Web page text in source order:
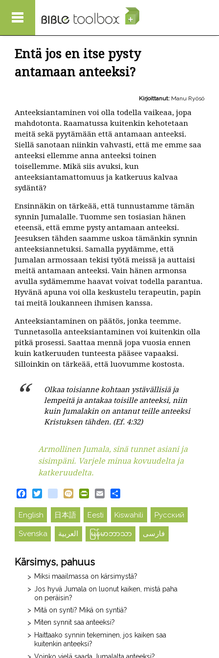
Entä jos en itse pysty
antamaan anteeksi?
Kirjoittanut: Manu Ryösö
Anteeksiantaminen voi olla todella vaikeaa, jopa
mahdotonta. Raamatussa kuitenkin kehotetaan
meitä sekä pyytämään että antamaan anteeksi.
Siellä sanotaan niinkin vahvasti, että me emme saa
anteeksi ellemme anna anteeksi toinen
toisellemme. Mikä siis avuksi, kun
anteeksiantamattomuus ja katkeruus kalvaa
sydäntä?
Ensinnäkin on tärkeää, että tunnustamme tämän
synnin Jumalalle. Tuomme sen tosiasian hänen
eteensä, että emme pysty antamaan anteeksi.
Jeesuksen tähden saamme uskoa tämänkin synnin
anteeksiannetuksi. Samalla pyydämme, että
Jumalan armossaan tekisi työtä meissä ja auttaisi
meitä antamaan anteeksi. Vain hänen armonsa
avulla sydämemme haavat voivat todella parantua.
Hyvänä apuna voi olla keskustelu terapeutin, papin
tai meitä loukanneen ihmisen kanssa.
Anteeksiantaminen on päätös, jonka teemme.
Tunnetasolla anteeksiantaminen voi kuitenkin olla
pitkä prosessi. Saattaa mennä jopa vuosia ennen
kuin katkeruuden tunteesta pääsee vapaaksi.
Silloinkin on tärkeää, että luovumme kostosta.
Olkaa toisianne kohtaan ystävällisiä ja
lempeitä ja antakaa toisille anteeksi, niin
kuin Jumalakin on antanut teille anteeksi
Kristuksen tähden. (Ef. 4:32)
Armollinen Jumala, sinä tunnet asiani ja
sisimpäni. Varjele minua kovuudelta ja
katkeruudelta.
FacebookTwitterblogger_post
Mixi PrintFriendly
Email
English 日本語 Eesti Kiswahili Русский
Svenska العربية မြန်မာဘာသာ فارسی
Kärsimys, pahuus
Miksi maailmassa on kärsimystä?
Jos hyvä Jumala on luonut kaiken, mistä paha
on peräisin?
Mitä on synti? Mikä on syntiä?
Miten synnit saa anteeksi?
Haittaako synnin tekeminen, jos kaiken saa
kuitenkin anteeksi?
Voinko vielä saada Jumalalta anteeksi?